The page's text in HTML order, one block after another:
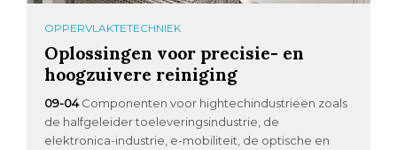
OPPERVLAKTETECHNIEK
Oplossingen voor precisie- en
hoogzuivere reiniging
09-04 Componenten voor hightechindustrieën zoals
de halfgeleider toeleveringsindustrie, de
elektronica-industrie, e-mobiliteit, de optische en